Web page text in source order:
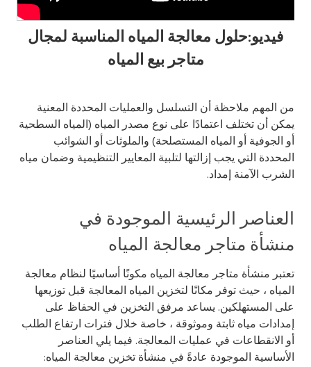
فيديو:حلول معالجة المياه المناسبة لمجال
متاجر بيع المياه
من المهم ملاحظة أن التسلسل والعمليات المحددة المعنية
يمكن أن تختلف اعتمادًا على نوع مصدر المياه (المياه السطحية
أو الجوفية أو المياه المستصلحة) والملوثات أو الشوائب
المحددة التي يجب إزالتها لتلبية المعايير التنظيمية وضمان مياه
الشرب الآمنة إمداد.
العناصر الرئيسية الموجودة في
منشأة متاجر معالجة المياه
تعتبر منشأة متاجر معالجة المياه مكونًا أساسيًا لنظام معالجة
المياه ، حيث توفر مكانًا لتخزين المياه المعالجة قبل توزيعها
على المستهلكين. يساعد مرفق التخزين في الحفاظ على
إمدادات مياه ثابتة وموثوقة ، خاصة خلال فترات ارتفاع الطلب
أو الانقطاعات في عمليات المعالجة. فيما يلي العناصر
الأساسية الموجودة عادةً في منشأة تخزين معالجة المياه: